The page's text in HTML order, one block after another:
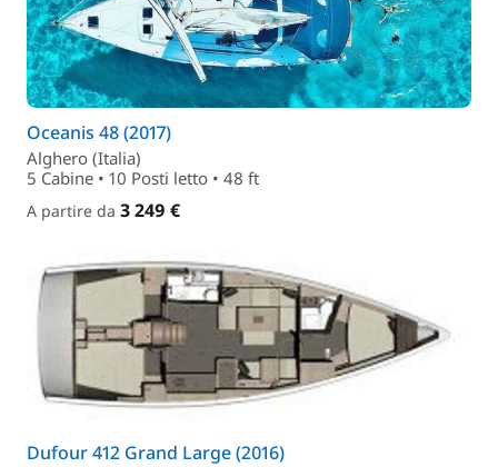
Oceanis 48 (2017)
Alghero (Italia)
5 Cabine • 10 Posti letto • 48 ft
A partire da 3 249 €
Dufour 412 Grand Large (2016)